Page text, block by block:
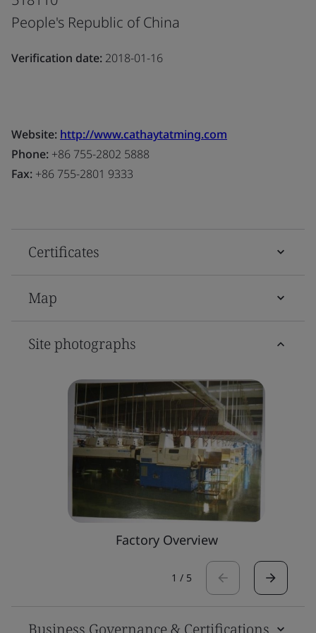
People's Republic of China
Verification date: 2018-01-16
Website: http://www.cathaytatming.com
Phone: +86 755-2802 5888
Fax: +86 755-2801 9333
Certificates
Map
Site photographs
Factory Overview
1 / 5
Business Governance & Certifications